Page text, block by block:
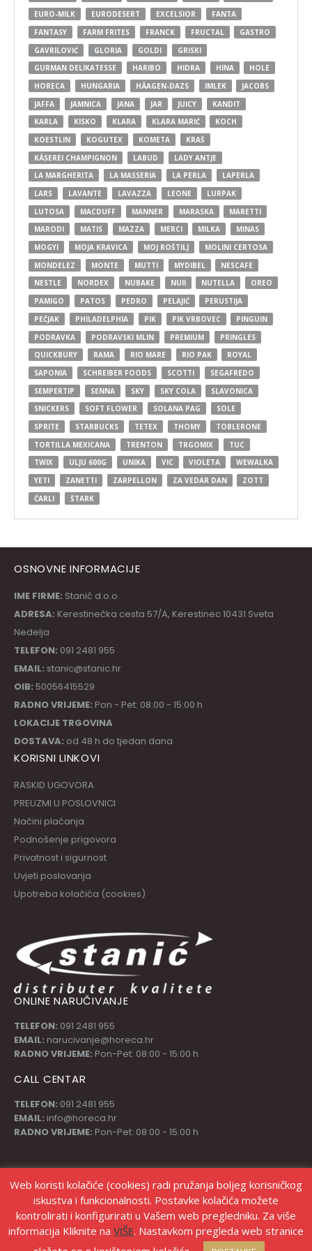
EURO-MILK
EURODESERT EXCELSIOR
FANTA
FANTASY
FARM FRITES FRANCK FRUCTAL
GASTRO
GAVRILOVIĆ
GLORIA GOLDI
GRISKI
GURMAN DELIKATESSE
HARIBO HIDRA HINA
HOLE
HORECA
HUNGARIA HÄAGEN-DAZS IMLEK
JACOBS
JAFFA
JAMNICA JANA JAR JUICY
KANDIT
KARLA
KISKO KLARA KLARA MARIĆ
KOCH
KOESTLIN
KOGUTEX KOMETA
KRAŠ
KÄSEREI CHAMPIGNON
LABUD
LADY ANTJE
LA MARGHERITA
LA MASSERIA LA PERLA
LAPERLA
LARS
LAVANTE LAVAZZA LEONE
LURPAK
LUTOSA
MACDUFF MANNER MARASKA
MARETTI
MARODI
MATIS MAZZA MERCI MILKA
MINAS
MOGYI
MOJA KRAVICA MOJ ROŠTILJ
MOLINI CERTOSA
MONDELEZ
MONTE MUTTI MYDIBEL
NESCAFE
NESTLE
NORDEX NUBAKE NUII NUTELLA
OREO
PAMIGO
PATOS PEDRO PELAJIĆ
PERUSTIJA
PEČJAK
PHILADELPHIA PIK PIK VRBOVEC
PINGUIN
PODRAVKA
PODRAVSKI MLIN PREMIUM
PRINGLES
QUICKBURY
RAMA RIO MARE RIO PAK
ROYAL
SAPONIA
SCHREIBER FOODS SCOTTI
SEGAFREDO
SEMPERTIP
SENNA SKY SKY COLA
SLAVONICA
SNICKERS
SOFT FLOWER SOLANA PAG
SOLE
SPRITE
STARBUCKS TETEX THOMY
TOBLERONE
TORTILLA MEXICANA
TRENTON TRGOMIX
TUC
TWIX
ULJU 600G UNIKA VIC VIOLETA
WEWALKA
YETI
ZANETTI ZARPELLON ZA VEDAR DAN
ZOTT
ČARLI
ŠTARK
OSNOVNE INFORMACIJE
IME FIRME: Stanić d.o.o.
ADRESA: Kerestinečka cesta 57/A, Kerestinec 10431 Sveta
Nedelja
TELEFON: 091 2481 955
EMAIL: stanic@stanic.hr
OIB: 50056415529
RADNO VRIJEME: Pon - Pet: 08:00 - 15:00 h
LOKACIJE TRGOVINA
DOSTAVA: od 48 h do tjedan dana
KORISNI LINKOVI
RASKID UGOVORA
PREUZMI U POSLOVNICI
Načini plaćanja
Podnošenje prigovora
Privatnost i sigurnost
Uvjeti poslovanja
Upotreba kolačića (cookies)
ONLINE NARUČIVANJE
TELEFON: 091 2481 955
EMAIL: narucivanje@horeca.hr
RADNO VRIJEME: Pon-Pet: 08:00 - 15:00 h
CALL CENTAR
TELEFON: 091 2481 955
EMAIL: info@horeca.hr
RADNO VRIJEME: Pon-Pet: 08:00 - 15:00 h
Web koristi kolačiće (cookies) radi pružanja boljeg korisničkog
iskustva i funkcionalnosti. Postavke kolačića možete
kontrolirati i konfigurirati u Vašem web pregledniku. Za više
informacija Kliknite na VIŠE. Nastavkom pregleda web stranice